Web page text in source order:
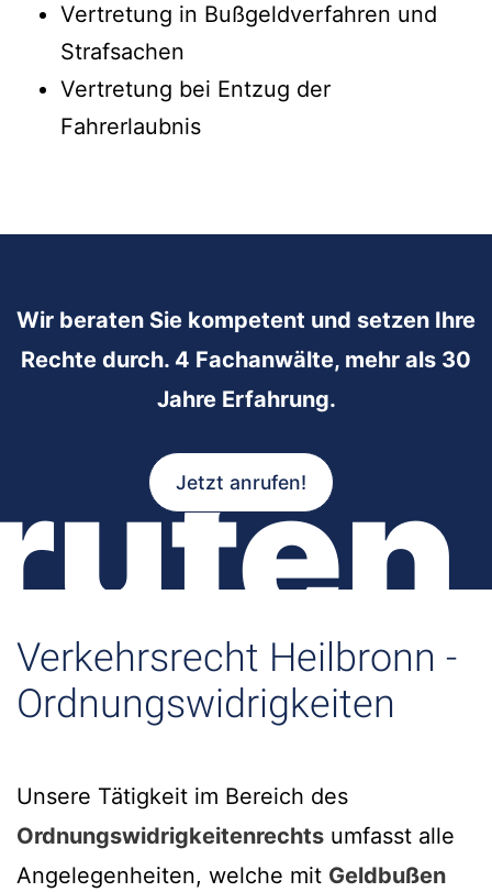
Vertretung in Bußgeldverfahren und
Strafsachen
Vertretung bei Entzug der
Fahrerlaubnis
Wir beraten Sie kompetent und setzen Ihre
Rechte durch. 4 Fachanwälte, mehr als 30
Jahre Erfahrung.
Jetzt anrufen!
Verkehrsrecht Heilbronn -
Ordnungswidrigkeiten
Unsere Tätigkeit im Bereich des
Ordnungswidrigkeitenrechts umfasst alle
Angelegenheiten, welche mit Geldbußen